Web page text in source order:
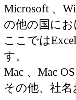
Microsoft 、
の他の国に
ここでは
す。
Mac 、Mac
その他、社